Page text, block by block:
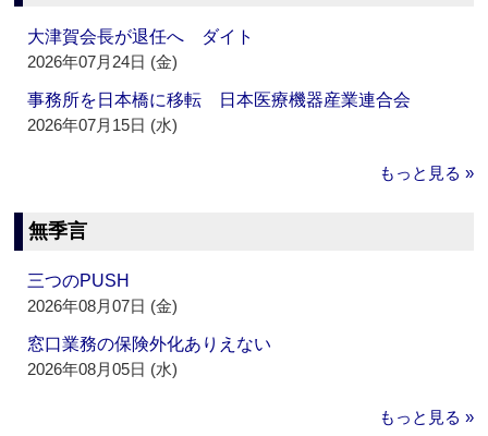
大津賀会長が退任へ ダイト
2026年07月24日 (金)
事務所を日本橋に移転 日本医療機器産業連合会
2026年07月15日 (水)
もっと見る »
無季言
三つのPUSH
2026年08月07日 (金)
窓口業務の保険外化ありえない
2026年08月05日 (水)
もっと見る »